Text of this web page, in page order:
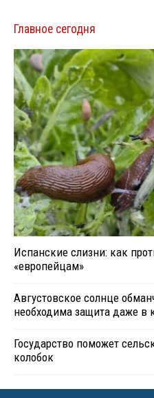
Главное сегодня
Испанские слизни: как
«европейцам»
Августовское солнце
необходима защита даже в
Государство поможет
колобок